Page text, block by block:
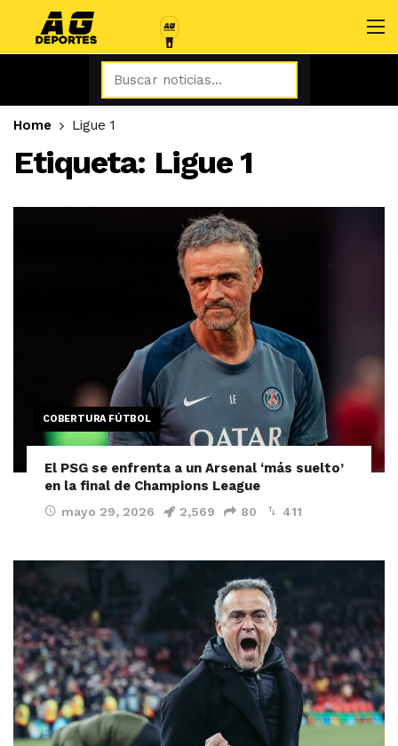
Home Ligue 1
Etiqueta: Ligue 1
COBERTURA FÚTBOL
El PSG se enfrenta a un Arsenal ‘más suelto’
en la final de Champions League
mayo 29, 2026 2,569 80 411